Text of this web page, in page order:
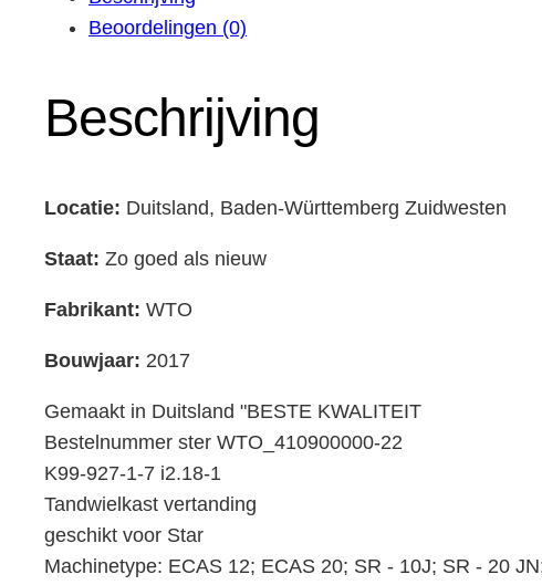
Beoordelingen (0)
Beschrijving
Locatie: Duitsland, Baden-Württemberg Zuidwesten
Staat: Zo goed als nieuw
Fabrikant: WTO
Bouwjaar: 2017
Gemaakt in Duitsland "BESTE KWALITEIT
Bestelnummer ster WTO_410900000-22
K99-927-1-7 i2.18-1
Tandwielkast vertanding
geschikt voor Star
Machinetype: ECAS 12; ECAS 20; SR - 10J; SR - 20